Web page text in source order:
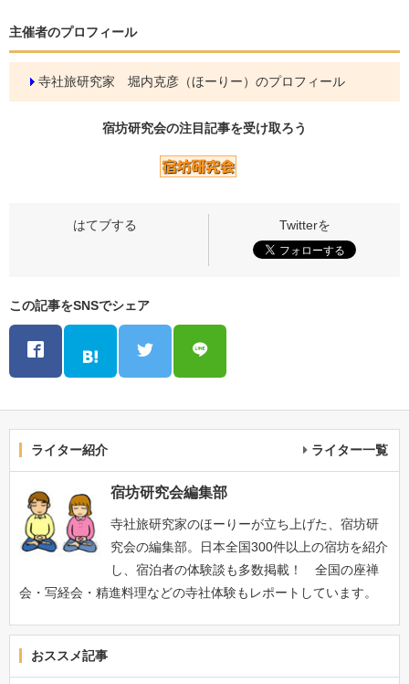
主催者のプロフィール
寺社旅研究家 堀内克彦（ほーりー）のプロフィール
宿坊研究会の注目記事を受け取ろう
この記事をSNSでシェア
ライター紹介 ライター一覧
宿坊研究会編集部
寺社旅研究家のほーりーが立ち上げた、宿坊研
究会の編集部。日本全国300件以上の宿坊を紹介
し、宿泊者の体験談も多数掲載！ 全国の座禅
会・写経会・精進料理などの寺社体験もレポートしています。
おススメ記事